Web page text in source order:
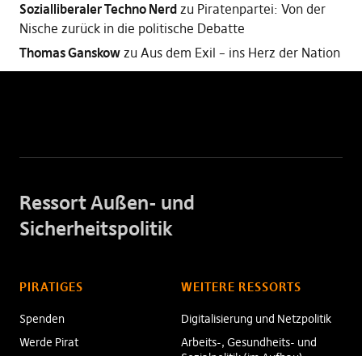
Sozialliberaler Techno Nerdzu Piratenpartei: Von der
Nische zurück in die politische Debatte
Thomas Ganskowzu Aus dem Exil – ins Herz der Nation
Ressort Außen- und
Sicherheitspolitik
PIRATIGES
Spenden
Werde Pirat
WEITERE RESSORTS
Digitalisierung und Netzpolitik
Arbeits-, Gesundheits- und